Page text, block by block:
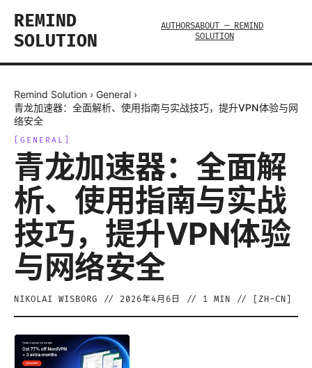
REMIND
SOLUTION
AUTHORSABOUT — REMIND
SOLUTION
Remind Solution › General ›
青龙加速器：全面解析、使用指南与实战技巧，提升VPN体验与网
络安全
GENERAL
青龙加速器：全面解
析、使用指南与实战
技巧，提升VPN体验
与网络安全
NIKOLAI WISBORG // 2026年4月6日 // 1 MIN // [ ZH-CN